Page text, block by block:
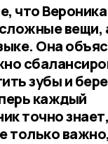
что
вещи,
Она
зубы и
каждый
точно
только